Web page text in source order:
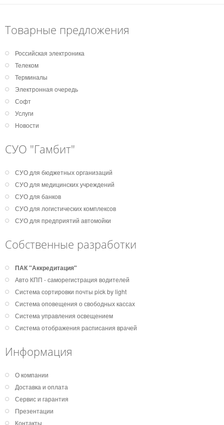
Товарные предложения
Российская электроника
Телеком
Терминалы
Электронная очередь
Софт
Услуги
Новости
СУО "Гамбит"
СУО для бюджетных организаций
СУО для медицинских учреждений
СУО для банков
СУО для логистических комплексов
СУО для предприятий автомойки
Собственные разработки
ПАК "Аккредитация"
Авто КПП - саморегистрация водителей
Система сортировки почты pick by light
Система оповещения о свободных кассах
Система управления освещением
Система отображения расписания врачей
Информация
О компании
Доставка и оплата
Сервис и гарантия
Презентации
Контакты